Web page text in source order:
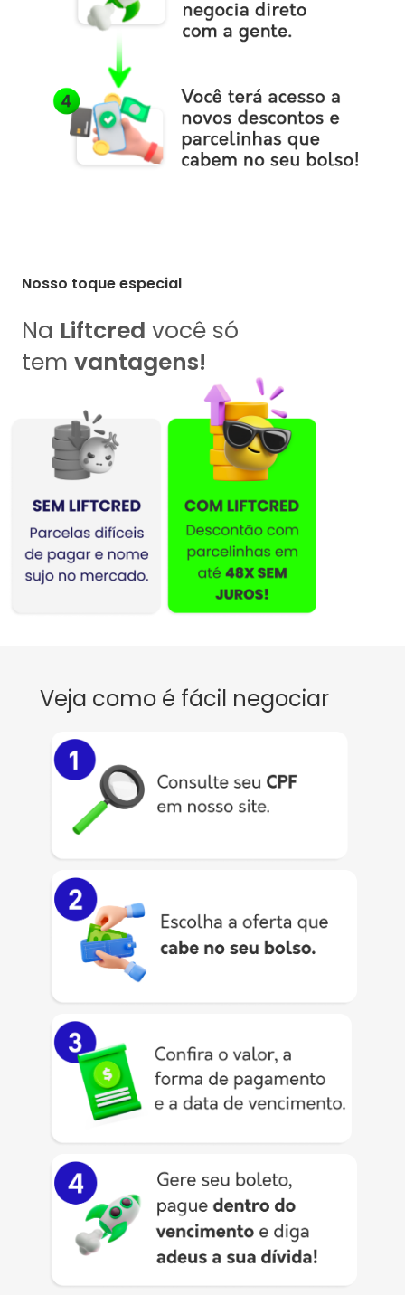
Nosso toque especial
Na Liftcred você só
tem vantagens!
Veja como é fácil negociar